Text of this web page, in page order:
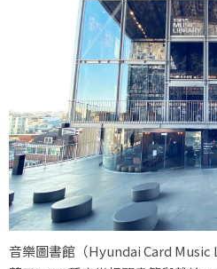
音樂圖書館（Hyundai Card